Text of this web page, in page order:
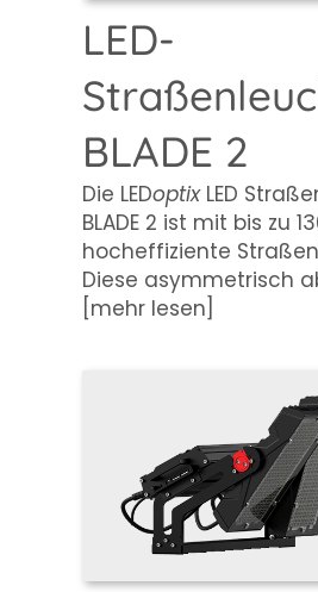
LED-
BLADE 2
Die LEDoptixLED
BLADE 2 ist mit bis zu
hocheffiziente
Diese asymmetrisch
mehr lesen